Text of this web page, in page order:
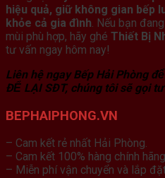
hiệu quả, giữ không gian bếp
khỏe cả gia đình. Nếu bạn
mùi phù hợp, hãy ghé Thiết Bị
tư vấn ngay hôm nay!
Liên hệ ngay Bếp Hải Phòng
ĐỂ LẠI SĐT, chúng tôi sẽ gọi
BEPHAIPHONG.VN
– Cam kết rẻ nhất Hải Phòng.
– Cam kết 100% hàng chính
– Miễn phí vận chuyển và lắp